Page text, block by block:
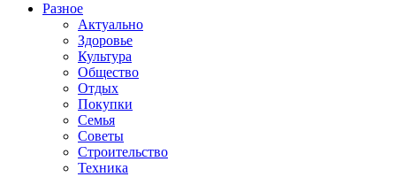
Разное
Актуально
Здоровье
Культура
Общество
Отдых
Покупки
Семья
Советы
Строительство
Техника